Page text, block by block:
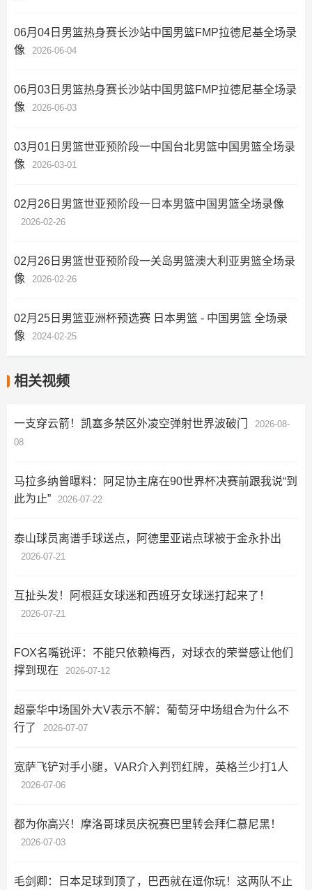
06月04日男篮热身赛长沙站中国男篮FMP拉德尼基全场录
像
2026-06-04
06月03日男篮热身赛长沙站中国男篮FMP拉德尼基全场录
像
2026-06-03
03月01日男篮世亚预阶段一中国台北男篮中国男篮全场录
像
2026-03-01
02月26日男篮世亚预阶段一日本男篮中国男篮全场录像
2026-02-26
02月26日男篮世亚预阶段一关岛男篮澳大利亚男篮全场录
像
2026-02-26
02月25日男篮亚洲杯预选赛 日本男篮 - 中国男篮 全场录
像
2024-02-25
相关视频
一支穿云箭！凯塞多禁区外凌空弹射世界波破门
2026-08-
08
马拉多纳曾曝料：阿足协主席在90世界杯决赛前跟我说“到
此为止”
2026-07-22
泰山球员离谱手球送点，阿德里亚诺点球被于金永扑出
2026-07-21
互扯头发！阿根廷女球迷和西班牙女球迷打起来了！
2026-07-21
FOX名嘴锐评：不能只依赖梅西，对球衣的荣誉感让他们
撑到现在
2026-07-12
超豪华中场国外大V表示不解：葡萄牙中场组合为什么不
行了
2026-07-07
宽萨飞铲对手小腿，VAR介入判罚红牌，英格兰少打1人
2026-07-06
都为你高兴！摩洛哥球员庆祝赛巴里转会拜仁慕尼黑！
2026-07-03
毛剑卿：日本足球到顶了，巴西就在逗你玩！这两队不止